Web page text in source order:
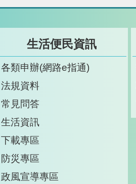
生活便民資訊
各類申辦(網路e指通)
法規資料
常見問答
生活資訊
下載專區
防災專區
政風宣導專區